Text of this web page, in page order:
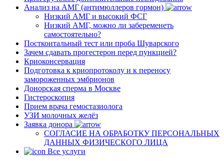
Анализ на АМГ (антимюллеров гормон)
Низкий АМГ и высокий ФСГ
Низкий АМГ, можно ли забеременеть
самостоятельно?
Посткоитальный тест или проба Шуварского
Зачем сдавать прогестерон перед пункцией?
Криоконсервация
Подготовка к криопротоколу и к переносу
замороженных эмбрионов
Донорская сперма в Москве
Гистероскопия
Прием врача гемостазиолога
УЗИ молочных желёз
Заявка донора
СОГЛАСИЕ НА ОБРАБОТКУ ПЕРСОНАЛЬНЫХ
ДАННЫХ ФИЗИЧЕСКОГО ЛИЦА
Все услуги